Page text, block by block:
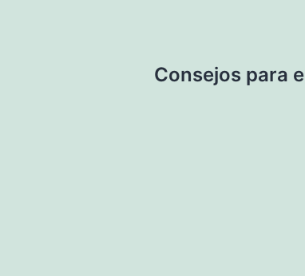
Consejos para